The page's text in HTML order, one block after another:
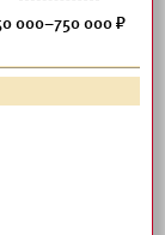
000–750 000